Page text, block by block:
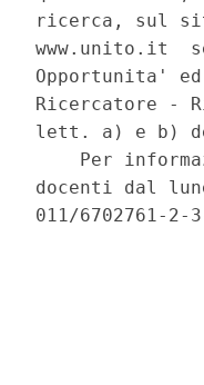
ricerca, sul
www.unito.it
Opportunita'
Ricercatore -
lett. a) e b)
Per
docenti dal
011/6702761-